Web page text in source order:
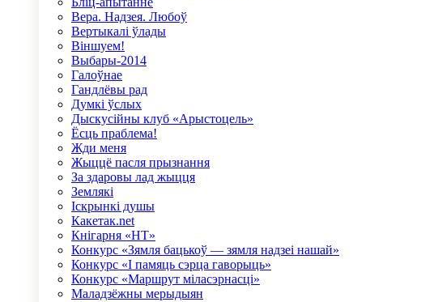
Вера. Надзея. Любоў
Вертыкалі ўлады
Віншуем!
Выбары-2014
Галоўнае
Гандлёвы рад
Думкі ўслых
Дыскусійны клуб «Арыстоцель»
Ёсць праблема!
Жди меня
Жыццё пасля прызнання
За здаровы лад жыцця
Землякі
Іскрынкі душы
Какетак.net
Кнігарня «НТ»
Конкурс «Зямля бацькоў — зямля надзеі нашай»
Конкурс «І памяць сэрца гаворыць»
Конкурс «Маршрут міласэрнасці»
Маладзёжны мерыдыян